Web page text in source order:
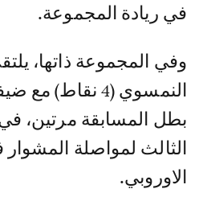
في ريادة المجموعة.
وفي المجموعة ذاتها،
النمسوي (4 نقاط)
بطل المسابقة مرتين،
الثالث لمواصلة
الاوروبي.